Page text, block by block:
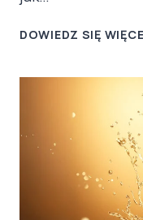
DOWIEDZ SIĘ